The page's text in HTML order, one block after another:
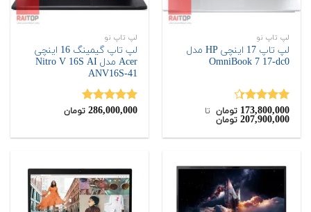
لپ تاپ نو
لپ تاپ 17 اینچی HP مدل
OmniBook 7 17-dc0
نمره4.33
از 5
173,800,000 تومان ‌ تا ‌
207,900,000 تومان
لپ تاپ نو
لپ تاپ گیمینگ 16 اینچی
Acer مدل Nitro V 16S AI
ANV16S-41
نمره5.00
286,000,000 تومان